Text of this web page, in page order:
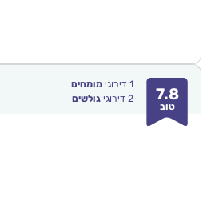
7.8
טוב
1 דירוגימומחים
2 דירוגיגולשים